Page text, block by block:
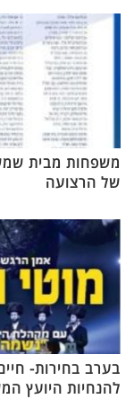
משפחות מבית
של הרצועה
בערב בחירות-
להנחיות היועץ